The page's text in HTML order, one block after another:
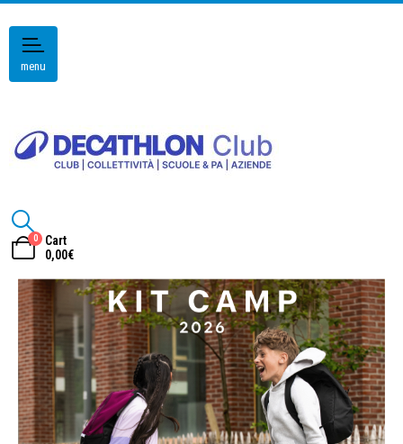
menu
0
Cart
0,00€